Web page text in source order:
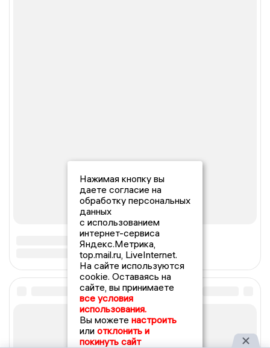
Нажимая кнопку вы
даете согласие на
обработку персональных
данных
с использованием
интернет-сервиса
Яндекс.Метрика,
top.mail.ru, LiveInternet.
На сайте используются
cookie. Оставаясь на
сайте, вы принимаете
все условия
использования.
Вы можете настроить
или отклонить и
покинуть сайт